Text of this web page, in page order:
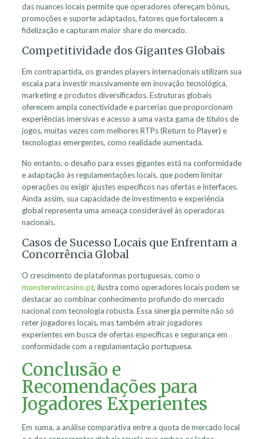
das nuances locais permite que operadores ofereçam bônus,
promoções e suporte adaptados, fatores que fortalecem a
fidelização e capturam maior share do mercado.
Competitividade dos Gigantes Globais
Em contrapartida, os grandes players internacionais utilizam sua
escala para investir massivamente em inovação tecnológica,
marketing e produtos diversificados. Estruturas globais
oferecem ampla conectividade e parcerias que proporcionam
experiências imersivas e acesso a uma vasta gama de títulos de
jogos, muitas vezes com melhores RTPs (Return to Player) e
tecnologias emergentes, como realidade aumentada.
No entanto, o desafio para esses gigantes está na conformidade
e adaptação às regulamentações locais, que podem limitar
operações ou exigir ajustes específicos nas ofertas e interfaces.
Ainda assim, sua capacidade de investimento e experiência
global representa uma ameaça considerável às operadoras
nacionais.
Casos de Sucesso Locais que Enfrentam a
Concorrência Global
O crescimento de plataformas portuguesas, como o
monsterwincasino.pt, ilustra como operadores locais podem se
destacar ao combinar conhecimento profundo do mercado
nacional com tecnologia robusta. Essa sinergia permite não só
reter jogadores locais, mas também atrair jogadores
experientes em busca de ofertas específicas e segurança em
conformidade com a regulamentação portuguesa.
Conclusão e
Recomendações para
Jogadores Experientes
Em suma, a análise comparativa entre a quota de mercado local